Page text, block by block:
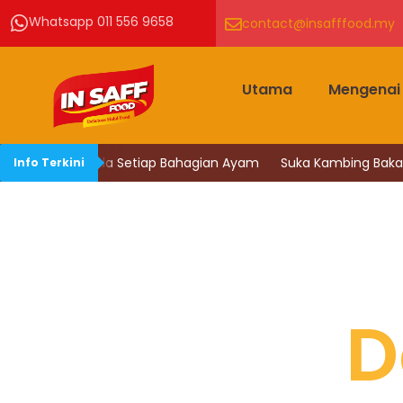
Skip
to
content
Whatsapp 011 556 9658 contact@insafffood.my
Utama
Info Terkini
Nutrisi Pada Setiap Bahagian Ayam Suka Kambing Bakar?